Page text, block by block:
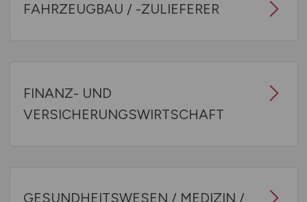
FAHRZEUGBAU / -ZULIEFERER
FINANZ- UND
VERSICHERUNGSWIRTSCHAFT
GESUNDHEITSWESEN / MEDIZIN /